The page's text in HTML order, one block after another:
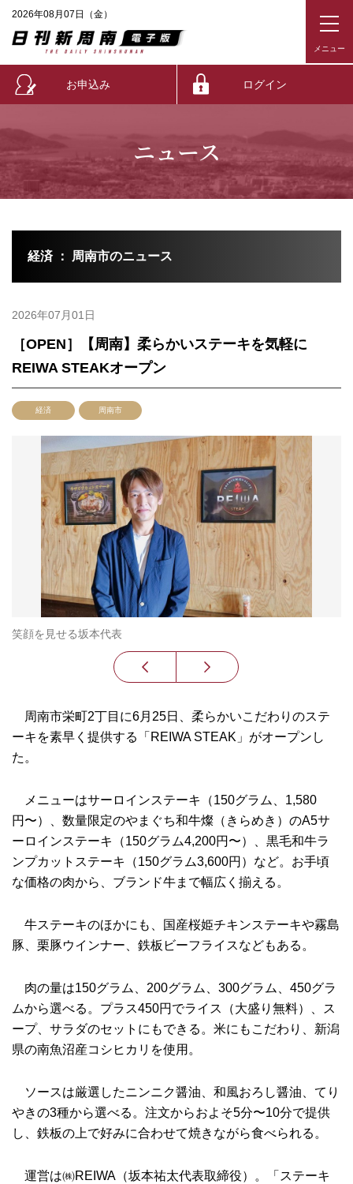
2026年08月07日（金）
お申込み ログイン
ニュース
経済 ： 周南市のニュース
2026年07月01日
［OPEN］【周南】柔らかいステーキを気軽に
REIWA STEAKオープン
経済 周南市
笑顔を見せる坂本代表
周南市栄町2丁目に6月25日、柔らかいこだわりのステ
ーキを素早く提供する「REIWA STEAK」がオープンし
た。
メニューはサーロインステーキ（150グラム、1,580
円〜）、数量限定のやまぐち和牛燦（きらめき）のA5サ
ーロインステーキ（150グラム4,200円〜）、黒毛和牛ラ
ンプカットステーキ（150グラム3,600円）など。お手頃
な価格の肉から、ブランド牛まで幅広く揃える。
牛ステーキのほかにも、国産桜姫チキンステーキや霧島
豚、栗豚ウインナー、鉄板ビーフライスなどもある。
肉の量は150グラム、200グラム、300グラム、450グラ
ムから選べる。プラス450円でライス（大盛り無料）、ス
ープ、サラダのセットにもできる。米にもこだわり、新潟
県の南魚沼産コシヒカリを使用。
ソースは厳選したニンニク醤油、和風おろし醤油、てり
やきの3種から選べる。注文からおよそ5分〜10分で提供
し、鉄板の上で好みに合わせて焼きながら食べられる。
運営は㈱REIWA（坂本祐太代表取締役）。「ステーキ